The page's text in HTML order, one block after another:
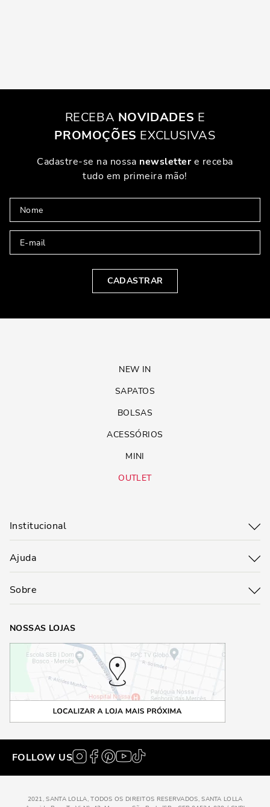
RECEBA NOVIDADES E
PROMOÇÕES EXCLUSIVAS
Cadastre-se na nossa newslettere receba
tudo em primeira mão!
CADASTRAR
NEW IN
SAPATOS
BOLSAS
ACESSÓRIOS
MINI
OUTLET
Institucional
Ajuda
Sobre
NOSSAS LOJAS
FOLLOW US
2021, SANTA LOLLA, TODOS OS DIREITOS RESERVADOS, SANTA LOLLA